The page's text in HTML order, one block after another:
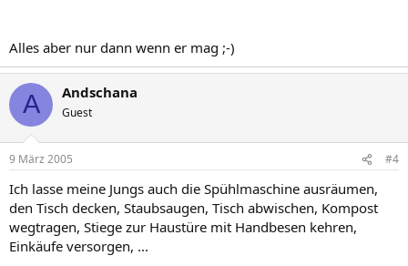
Alles aber nur dann wenn er mag ;-)
A Andschana
Guest
9 März 2005 #4
Ich lasse meine Jungs auch die Spühlmaschine ausräumen,
den Tisch decken, Staubsaugen, Tisch abwischen, Kompost
wegtragen, Stiege zur Haustüre mit Handbesen kehren,
Einkäufe versorgen, ...